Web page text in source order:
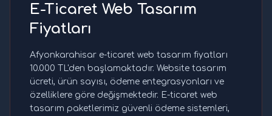
E-Ticaret Web Tasarım
Fiyatları
Afyonkarahisar e-ticaret web tasarım fiyatları
10.000 TL'den başlamaktadır. Website tasarım
ücreti, ürün sayısı, ödeme entegrasyonları ve
özelliklere göre değişmektedir. E-ticaret web
tasarım paketlerimiz güvenli ödeme sistemleri,